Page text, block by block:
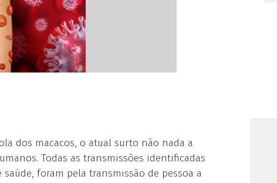
dos macacos, o atual surto não nada a
Todas as transmissões identificadas
foram pela transmissão de pessoa a